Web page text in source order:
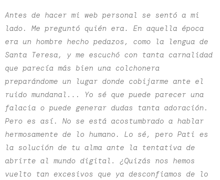
Antes de hacer mi web personal se sentó a mi
lado. Me preguntó quién era. En aquella época
era un hombre hecho pedazos, como la lengua de
Santa Teresa, y me escuchó con tanta carnalidad
que parecía más bien una colchonera
preparándome un lugar donde cobijarme ante el
ruido mundanal... Yo sé que puede parecer una
falacia o puede generar dudas tanta adoración.
Pero es así. No se está acostumbrado a hablar
hermosamente de lo humano. Lo sé, pero Pati es
la solución de tu alma ante la tentativa de
abrirte al mundo digital. ¿Quizás nos hemos
vuelto tan excesivos que ya desconfiamos de lo